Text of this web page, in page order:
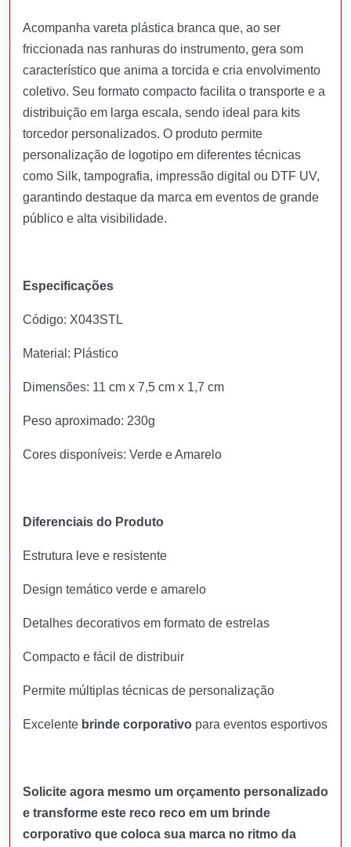
Acompanha vareta plástica branca que, ao ser
friccionada nas ranhuras do instrumento, gera som
característico que anima a torcida e cria envolvimento
coletivo. Seu formato compacto facilita o transporte e a
distribuição em larga escala, sendo ideal para kits
torcedor personalizados. O produto permite
personalização de logotipo em diferentes técnicas
como Silk, tampografia, impressão digital ou DTF UV,
garantindo destaque da marca em eventos de grande
público e alta visibilidade.
Especificações
Código: X043STL
Material: Plástico
Dimensões: 11 cm x 7,5 cm x 1,7 cm
Peso aproximado: 230g
Cores disponíveis: Verde e Amarelo
Diferenciais do Produto
Estrutura leve e resistente
Design temático verde e amarelo
Detalhes decorativos em formato de estrelas
Compacto e fácil de distribuir
Permite múltiplas técnicas de personalização
Excelente brinde corporativo para eventos esportivos
Solicite agora mesmo um orçamento personalizado
e transforme este reco reco em um brinde
corporativo que coloca sua marca no ritmo da